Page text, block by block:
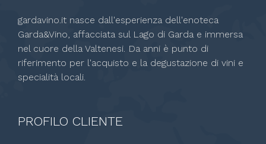
gardavino.it nasce dall'esperienza dell'enoteca
Garda&Vino, affacciata sul Lago di Garda e immersa
nel cuore della Valtenesi. Da anni è punto di
riferimento per l'acquisto e la degustazione di vini e
specialità locali.
PROFILO CLIENTE